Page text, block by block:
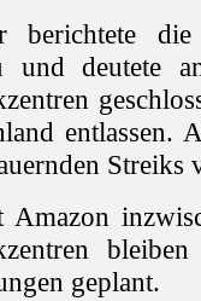
berichtete
und deutete
entlassen.
Streiks
Amazon
geplant.